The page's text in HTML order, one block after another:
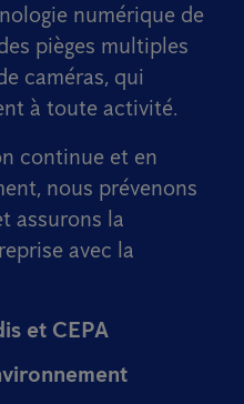
numérique de
pièges multiples
caméras, qui
à toute activité.
continue et en
nous prévenons
assurons la
avec la
et CEPA